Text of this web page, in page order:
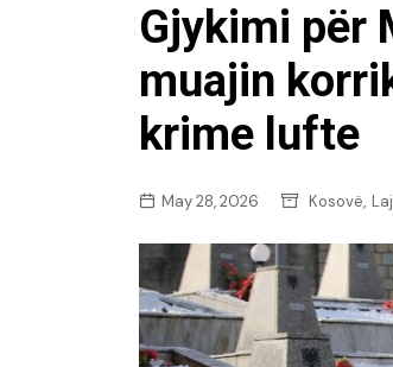
KOSOVË
SHQIPËRI
RAJON
BOTË
Gjykimi për
muajin
krime lufte
May 28, 2026 Kosovë,